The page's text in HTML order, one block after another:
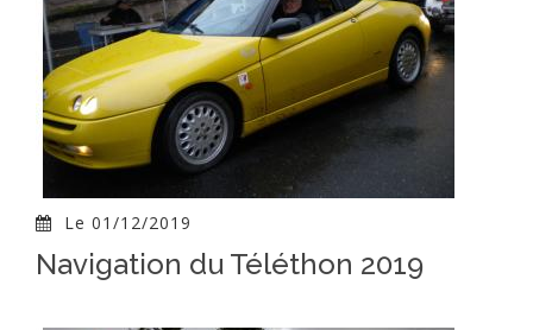
Le 01/12/2019
Navigation du Téléthon 2019